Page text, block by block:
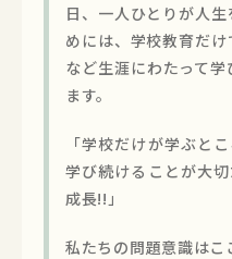
日、一人ひとりが人
めには、学校教育だ
など生涯にわたって
ます。
「学校だけが学ぶと
学び続けることが大
成長!!」
私たちの問題意識はこ